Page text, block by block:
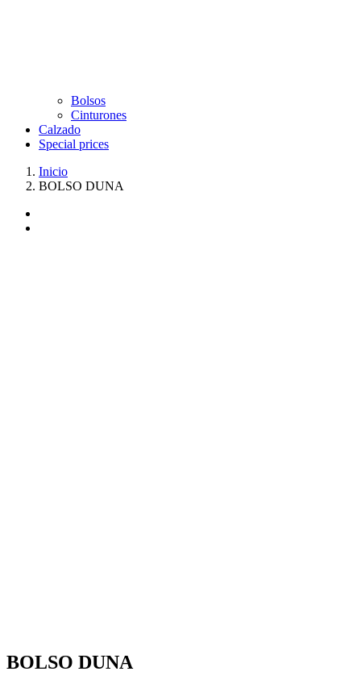
Bolsos
Cinturones
Calzado
Special prices
Inicio
BOLSO DUNA
BOLSO DUNA